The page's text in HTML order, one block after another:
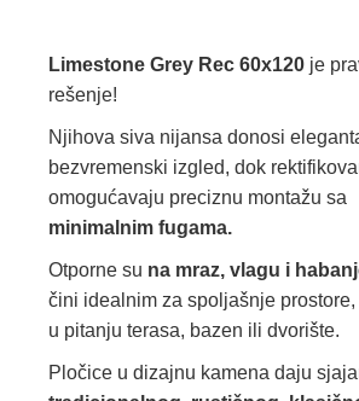
Limestone Grey Rec 60x120 je
rešenje!
Njihova siva nijansa donosi
bezvremenski izgled, dok
omogućavaju preciznu montažu sa
minimalnim fugama.
Otporne su na mraz, vlagu i
čini idealnim za spoljašnje
u pitanju terasa, bazen ili dvorište.
Pločice u dizajnu kamena daju